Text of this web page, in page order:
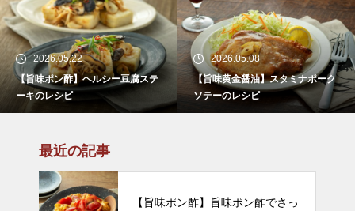
2026.05.22
【旨味ポン酢】ヘルシー豆腐ステ
ーキのレシピ
2026.05.08
【旨味黄金醤油】スタミナポーク
ソテーのレシピ
最近の記事
【旨味ポン酢】旨味ポン酢でさっ